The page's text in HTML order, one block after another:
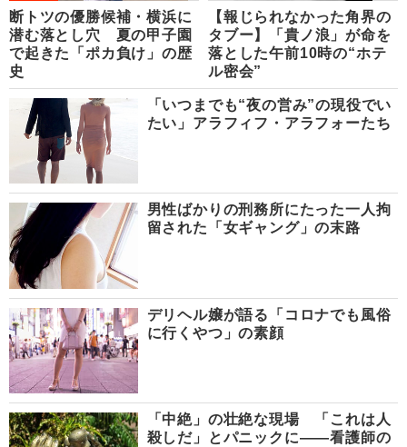
断トツの優勝候補・横浜に
潜む落とし穴 夏の甲子園
で起きた「ポカ負け」の歴
史
【報じられなかった角界の
タブー】「貴ノ浪」が命を
落とした午前10時の“ホテ
ル密会”
「いつまでも“夜の営み”の現役でい
たい」アラフィフ・アラフォーたち
男性ばかりの刑務所にたった一人拘
留された「女ギャング」の末路
デリヘル嬢が語る「コロナでも風俗
に行くやつ」の素顔
「中絶」の壮絶な現場 「これは人
殺しだ」とパニックに――看護師の